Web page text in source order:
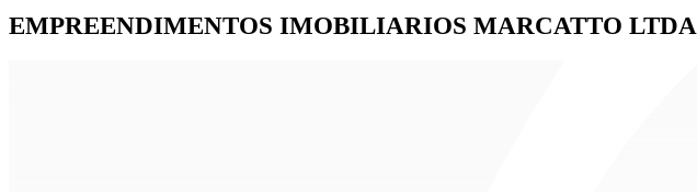
EMPREENDIMENTOS IMOBILIARIOS MARCATTO LTDA